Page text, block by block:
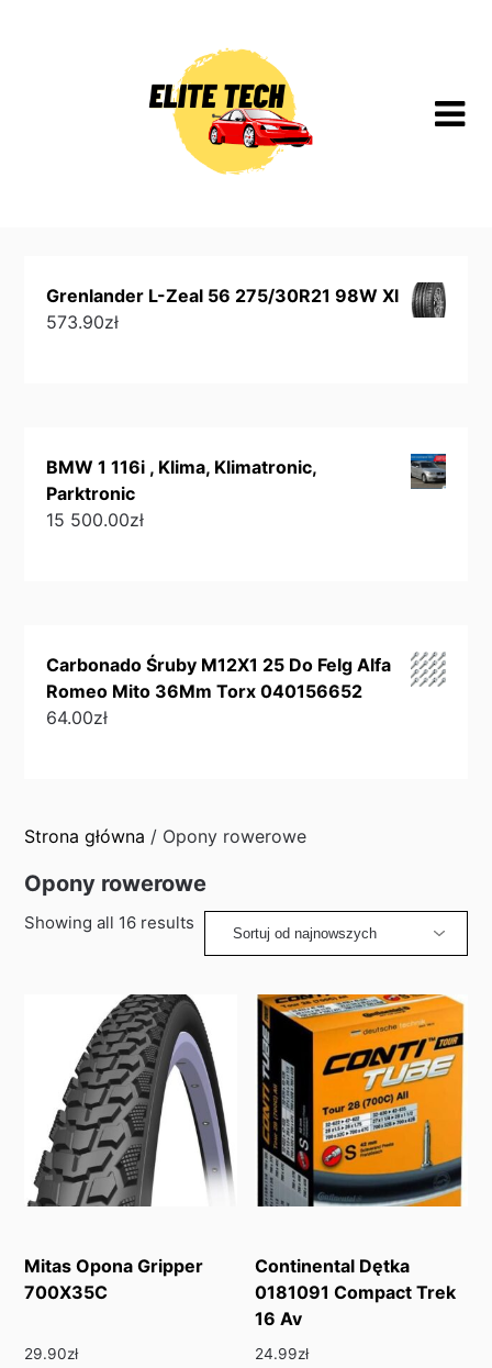
Grenlander L-Zeal 56 275/30R21 98W Xl
573.90zł
BMW 1 116i , Klima, Klimatronic,
Parktronic
15 500.00zł
Carbonado Śruby M12X1 25 Do Felg Alfa
Romeo Mito 36Mm Torx 040156652
64.00zł
Strona główna / Opony rowerowe
Opony rowerowe
Showing all 16 results
Mitas Opona Gripper
700X35C
29.90zł
Continental Dętka
0181091 Compact Trek
16 Av
24.99zł